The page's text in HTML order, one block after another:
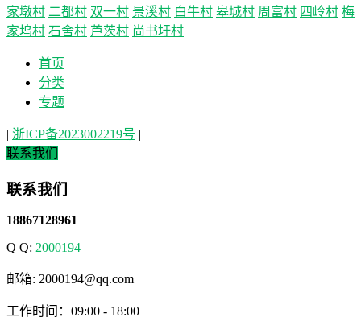
家墩村 二都村 双一村 景溪村 白牛村 皋城村 周富村 四岭村 梅
家坞村 石舍村 芦茨村 尚书圩村
首页
分类
专题
| 浙ICP备2023002219号 |
联系我们
联系我们
18867128961
Q Q: 2000194
邮箱: 2000194@qq.com
工作时间：09:00 - 18:00